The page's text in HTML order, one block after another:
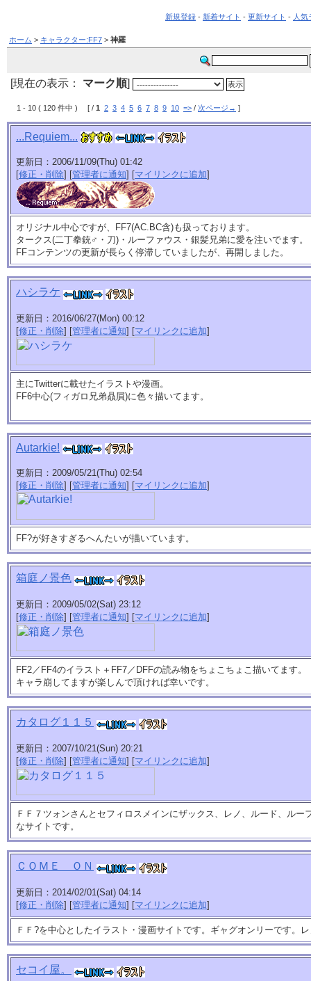
新規登録 - 新着サイト - 更新サイト - 人
ホーム > キャラクター:FF7 > 神羅
[現在の表示： マーク順]
1 - 10 ( 120 件中 ) [ / 1 2 3 4 5 6 7 8 9 10 => / 次ページ→ ]
...Requiem...
更新日：2006/11/09(Thu) 01:42
[修正・削除] [管理者に通知] [マイリンクに追加]
オリジナル中心ですが、FF7(AC.BC含)も扱っております。
タークス(二丁拳銃♂・刀)・ルーファウス・銀髪兄弟に愛を注いでます。
FFコンテンツの更新が長らく停滞していましたが、再開しました。
ハシラケ
更新日：2016/06/27(Mon) 00:12
[修正・削除] [管理者に通知] [マイリンクに追加]
主にTwitterに載せたイラストや漫画。
FF6中心(フィガロ兄弟贔屓)に色々描いてます。
Autarkie!
更新日：2009/05/21(Thu) 02:54
[修正・削除] [管理者に通知] [マイリンクに追加]
FF?が好きすぎるへんたいが描いています。
箱庭ノ景色
更新日：2009/05/02(Sat) 23:12
[修正・削除] [管理者に通知] [マイリンクに追加]
FF2／FF4のイラスト＋FF7／DFFの読み物をちょこちょこ描いてます。
キャラ崩してますが楽しんで頂ければ幸いです。
カタログ１１５
更新日：2007/10/21(Sun) 20:21
[修正・削除] [管理者に通知] [マイリンクに追加]
ＦＦ７ツォンさんとセフィロスメインにザックス、レノ、ルード、ルー
なサイトです。
ＣＯＭＥ ＯＮ
更新日：2014/02/01(Sat) 04:14
[修正・削除] [管理者に通知] [マイリンクに追加]
ＦＦ?を中心としたイラスト・漫画サイトです。ギャグオンリーです。
セコイ屋。